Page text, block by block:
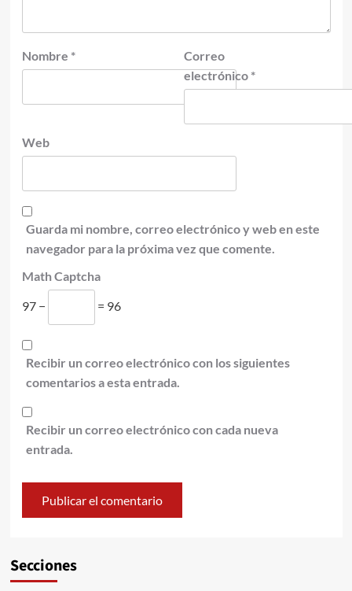
Nombre *
Correo
electrónico *
Web
Guarda mi nombre, correo electrónico y web en este
navegador para la próxima vez que comente.
Math Captcha
97 −
= 96
Recibir un correo electrónico con los siguientes
comentarios a esta entrada.
Recibir un correo electrónico con cada nueva
entrada.
Secciones